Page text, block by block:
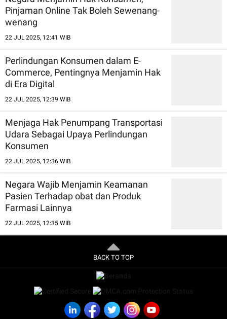
Pinjaman Online Tak Boleh Sewenang-
wenang
22 JUL 2025, 12:41 WIB
Perlindungan Konsumen dalam E-
Commerce, Pentingnya Menjamin Hak
di Era Digital
22 JUL 2025, 12:39 WIB
Menjaga Hak Penumpang Transportasi
Udara Sebagai Upaya Perlindungan
Konsumen
22 JUL 2025, 12:36 WIB
Negara Wajib Menjamin Keamanan
Pasien Terhadap obat dan Produk
Farmasi Lainnya
22 JUL 2025, 12:35 WIB
BACK TO TOP